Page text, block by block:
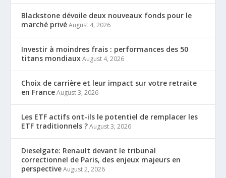
Blackstone dévoile deux nouveaux fonds pour le
marché privé August 4, 2026
Investir à moindres frais : performances des 50
titans mondiaux August 4, 2026
Choix de carrière et leur impact sur votre retraite
en France August 3, 2026
Les ETF actifs ont-ils le potentiel de remplacer les
ETF traditionnels ? August 3, 2026
Dieselgate: Renault devant le tribunal
correctionnel de Paris, des enjeux majeurs en
perspective August 2, 2026